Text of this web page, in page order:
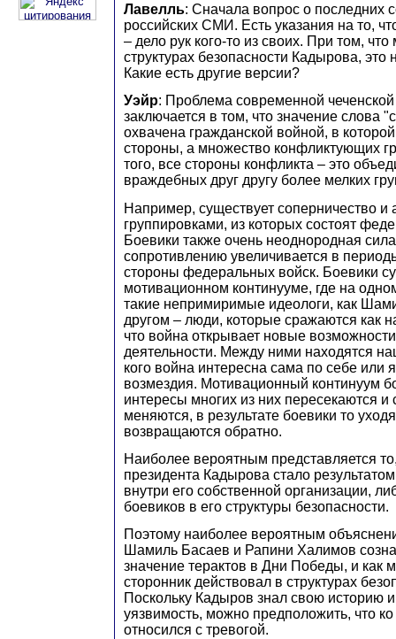
Лавелль: Сначала вопрос о последних
российских СМИ. Есть указания на то,
– дело рук кого-то из своих. При том,
структурах безопасности Кадырова,
Какие есть другие версии?
Уэйр: Проблема современной чеченской
заключается в том, что значение слова
охвачена гражданской войной, в
стороны, а множество конфликтующих
того, все стороны конфликта – это
враждебных друг другу более мелких
Например, существует соперничество и
группировками, из которых состоят
Боевики также очень неоднородная
сопротивлению увеличивается в
стороны федеральных войск. Боевики
мотивационном континууме, где на
такие непримиримые идеологи, как
другом – люди, которые сражаются как
что война открывает новые
деятельности. Между ними находятся
кого война интересна сама по себе или
возмездия. Мотивационный континуум
интересы многих из них пересекаются
меняются, в результате боевики то
возвращаются обратно.
Наиболее вероятным представляется
президента Кадырова стало
внутри его собственной организации,
боевиков в его структуры безопасности.
Поэтому наиболее вероятным
Шамиль Басаев и Рапини Халимов
значение терактов в Дни Победы, и как
сторонник действовал в структурах
Поскольку Кадыров знал свою историю
уязвимость, можно предположить, что
относился с тревогой.